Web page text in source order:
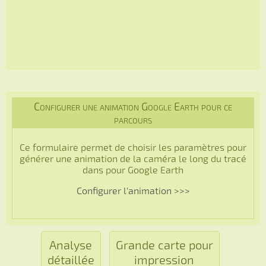
Configurer une animation Google Earth pour ce
parcours
Ce formulaire permet de choisir les paramètres pour
générer une animation de la caméra le long du tracé
dans pour Google Earth
Configurer l'animation >>>
Analyse
détaillée
Grande carte pour
impression